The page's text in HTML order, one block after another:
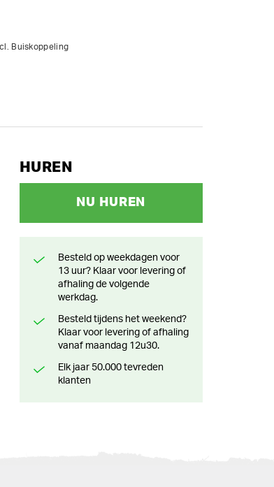
Buiskoppeling
HUREN
NU HUREN
Besteld op weekdagen voor
13 uur? Klaar voor levering of
afhaling de volgende
werkdag.
Besteld tijdens het weekend?
Klaar voor levering of afhaling
vanaf maandag 12u30.
Elk jaar 50.000 tevreden
klanten